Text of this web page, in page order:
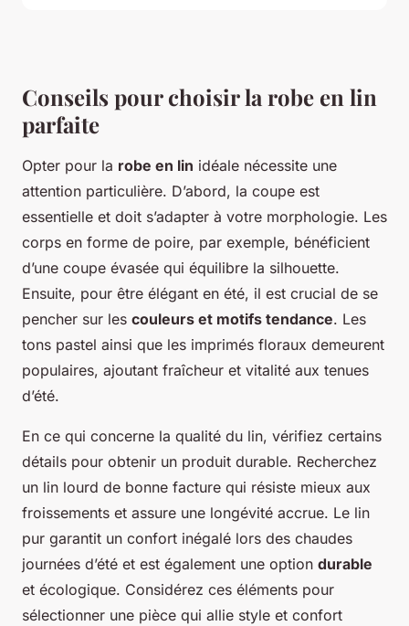
Conseils pour choisir la robe en lin
parfaite
Opter pour la robe en lin idéale nécessite une
attention particulière. D’abord, la coupe est
essentielle et doit s’adapter à votre morphologie. Les
corps en forme de poire, par exemple, bénéficient
d’une coupe évasée qui équilibre la silhouette.
Ensuite, pour être élégant en été, il est crucial de se
pencher sur les couleurs et motifs tendance. Les
tons pastel ainsi que les imprimés floraux demeurent
populaires, ajoutant fraîcheur et vitalité aux tenues
d’été.
En ce qui concerne la qualité du lin, vérifiez certains
détails pour obtenir un produit durable. Recherchez
un lin lourd de bonne facture qui résiste mieux aux
froissements et assure une longévité accrue. Le lin
pur garantit un confort inégalé lors des chaudes
journées d’été et est également une option durable
et écologique. Considérez ces éléments pour
sélectionner une pièce qui allie style et confort